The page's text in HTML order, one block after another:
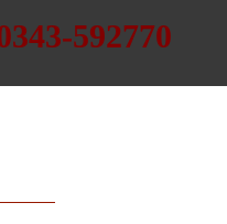
592770